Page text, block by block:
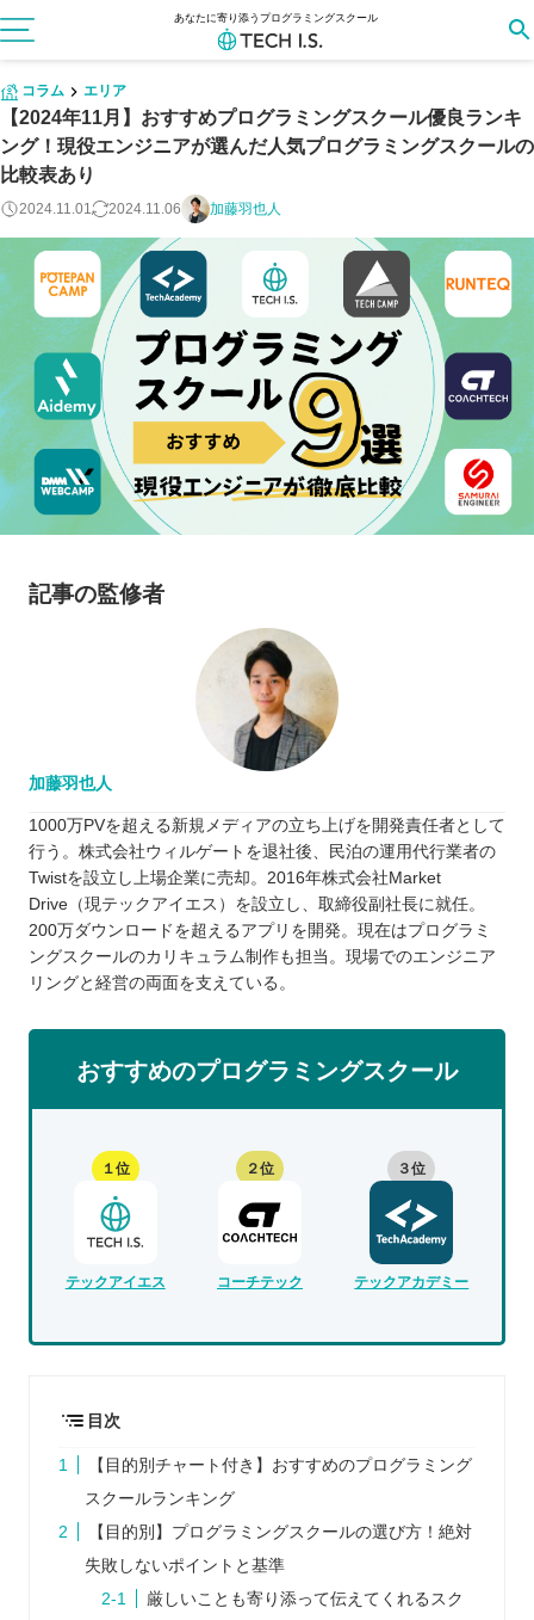
あなたに寄り添うプログラミングスクール
コラム エリア
【2024年11月】おすすめプログラミングスクール優良ランキ
ング！現役エンジニアが選んだ人気プログラミングスクールの
比較表あり
2024.11.01 2024.11.06 加藤羽也人
記事の監修者
加藤羽也人
1000万PVを超える新規メディアの立ち上げを開発責任者として
行う。株式会社ウィルゲートを退社後、民泊の運用代行業者の
Twistを設立し上場企業に売却。2016年株式会社Market
Drive（現テックアイエス）を設立し、取締役副社長に就任。
200万ダウンロードを超えるアプリを開発。現在はプログラミ
ングスクールのカリキュラム制作も担当。現場でのエンジニア
リングと経営の両面を支えている。
おすすめのプログラミングスクール
１位
テックアイエス
２位
コーチテック
３位
テックアカデミー
目次
【目的別チャート付き】おすすめのプログラミング
スクールランキング
【目的別】プログラミングスクールの選び方！絶対
失敗しないポイントと基準
厳しいことも寄り添って伝えてくれるスク